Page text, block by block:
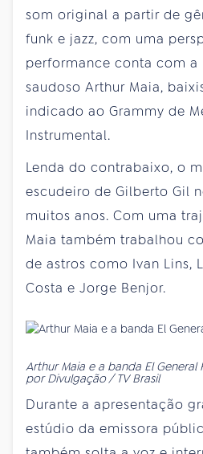
som original a partir de
funk e jazz, com uma
performance conta com
saudoso Arthur Maia,
indicado ao Grammy de
Instrumental.
Lenda do contrabaixo, o
escudeiro de Gilberto Gil
muitos anos. Com uma
Maia também trabalhou
de astros como Ivan Lins,
Costa e Jorge Benjor.
Arthur Maia e a banda El General
por Divulgação / TV Brasil
Durante a apresentação
estúdio da emissora